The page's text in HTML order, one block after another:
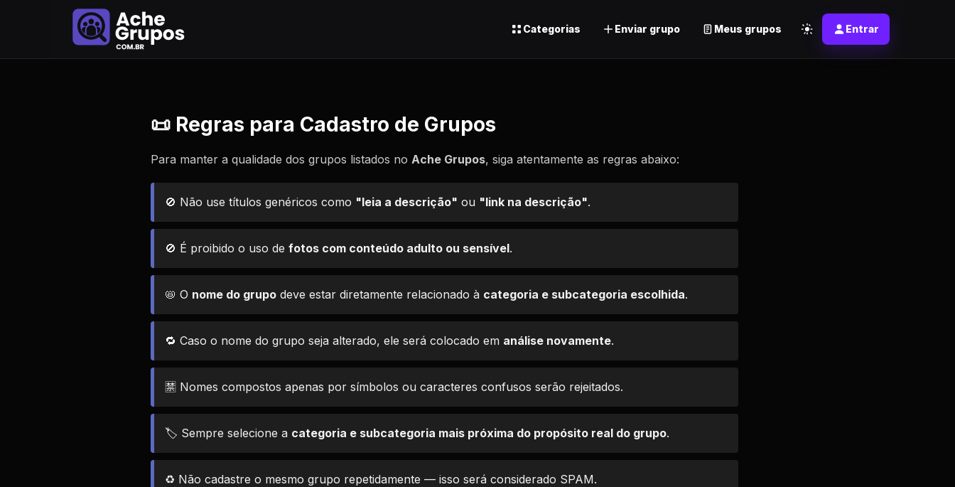
Categorias Enviar grupo Meus grupos Entrar
📜 Regras para Cadastro de Grupos
Para manter a qualidade dos grupos listados no Ache Grupos, siga atentamente as regras abaixo:
🚫 Não use títulos genéricos como "leia a descrição" ou "link na descrição".
🚫 É proibido o uso de fotos com conteúdo adulto ou sensível.
📛 O nome do grupo deve estar diretamente relacionado à categoria e subcategoria escolhida.
🔁 Caso o nome do grupo seja alterado, ele será colocado em análise novamente.
🈲 Nomes compostos apenas por símbolos ou caracteres confusos serão rejeitados.
🏷️ Sempre selecione a categoria e subcategoria mais próxima do propósito real do grupo.
♻️ Não cadastre o mesmo grupo repetidamente — isso será considerado SPAM.